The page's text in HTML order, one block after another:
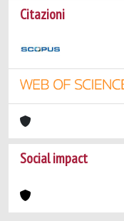
Citazioni
Social impact